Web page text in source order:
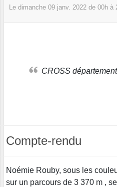
Le dimanche 09 janv. 2022 de 00h à
CROSS
Compte-rendu
Noémie Rouby, sous les
sur un parcours de 3 370 m ,